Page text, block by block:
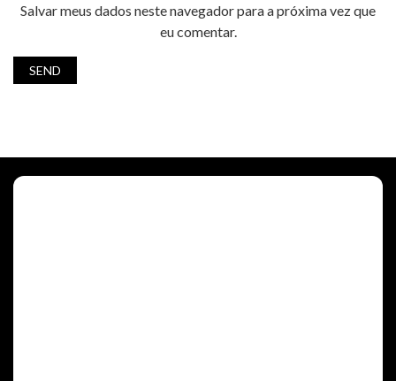
Salvar meus dados neste navegador para a próxima vez que
eu comentar.